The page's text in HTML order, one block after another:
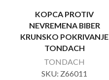
KOPCA PROTIV
NEVREMENA BIBER
KRUNSKO POKRIVANJE
TONDACH
TONDACH
SKU: Z66011